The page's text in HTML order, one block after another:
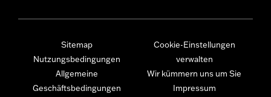
Sitemap
Nutzungsbedingungen
Allgemeine
Geschäftsbedingungen
Cookie-Einstellungen
verwalten
Wir kümmern uns um Sie
Impressum